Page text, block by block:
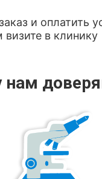
и оплатить
визите в клинику
нам